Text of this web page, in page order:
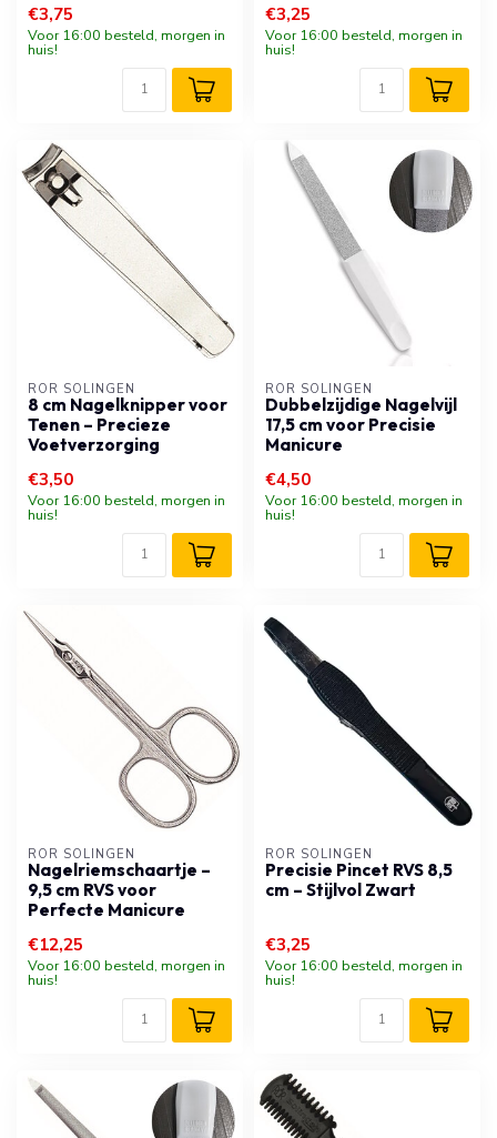
€3,75
Voor 16:00 besteld, morgen in
huis!
€3,25
Voor 16:00 besteld, morgen in
huis!
RÖR SOLINGEN
8 cm Nagelknipper voor
Tenen – Precieze
Voetverzorging
€3,50
Voor 16:00 besteld, morgen in
huis!
RÖR SOLINGEN
Dubbelzijdige Nagelvijl
17,5 cm voor Precisie
Manicure
€4,50
Voor 16:00 besteld, morgen in
huis!
RÖR SOLINGEN
Nagelriemschaartje –
9,5 cm RVS voor
Perfecte Manicure
€12,25
Voor 16:00 besteld, morgen in
huis!
RÖR SOLINGEN
Precisie Pincet RVS 8,5
cm – Stijlvol Zwart
€3,25
Voor 16:00 besteld, morgen in
huis!